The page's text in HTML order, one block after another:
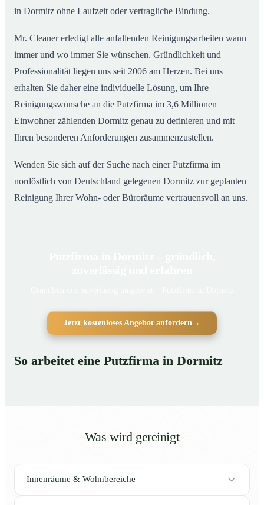
in Dormitz ohne Laufzeit oder vertragliche Bindung.
Mr. Cleaner erledigt alle anfallenden Reinigungsarbeiten wann
immer und wo immer Sie wünschen. Gründlichkeit und
Professionalität liegen uns seit 2006 am Herzen. Bei uns
erhalten Sie daher eine individuelle Lösung, um Ihre
Reinigungswünsche an die Putzfirma im 3,6 Millionen
Einwohner zählenden Dormitz genau zu definieren und mit
Ihren besonderen Anforderungen zusammenzustellen.
Wenden Sie sich auf der Suche nach einer Putzfirma im
nordöstlich von Deutschland gelegenen Dormitz zur geplanten
Reinigung Ihrer Wohn- oder Büroräume vertrauensvoll an uns.
Jetzt kostenloses Angebot anfordern →
So arbeitet eine Putzfirma in Dormitz
Was wird gereinigt
Innenräume & Wohnbereiche